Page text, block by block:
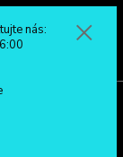
nás: